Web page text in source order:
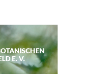
E. V.